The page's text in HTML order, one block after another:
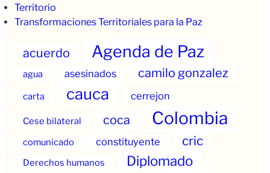
Territorio
Transformaciones Territoriales para la Paz
acuerdo Agenda de Paz
agua asesinados camilo gonzalez
carta cauca cerrejon
Cese bilateral coca Colombia
comunicado constituyente cric
Derechos humanos Diplomado